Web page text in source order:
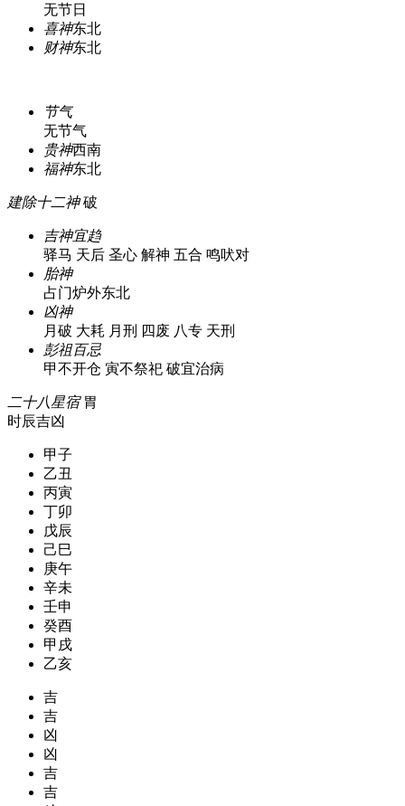
无节日
喜神东北
财神东北
节气
无节气
贵神西南
福神东北
建除十二神 破
吉神宜趋
驿马 天后 圣心 解神 五合 鸣吠对
胎神
占门炉外东北
凶神
月破 大耗 月刑 四废 八专 天刑
彭祖百忌
甲不开仓 寅不祭祀 破宜治病
二十八星宿 胃
时辰吉凶
甲子
乙丑
丙寅
丁卯
戊辰
己巳
庚午
辛未
壬申
癸酉
甲戌
乙亥
吉
吉
凶
凶
吉
吉